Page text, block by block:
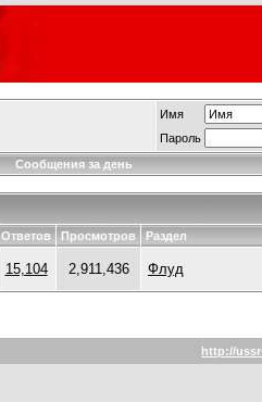
Имя
Пароль
Сообщения за день
Ответов Просмотров Раздел
15,104 2,911,436 Флуд
http://